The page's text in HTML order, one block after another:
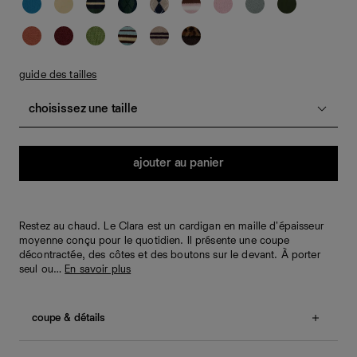
guide des tailles
choisissez une taille
ajouter au panier
Restez au chaud. Le Clara est un cardigan en maille d'épaisseur
moyenne conçu pour le quotidien. Il présente une coupe
décontractée, des côtes et des boutons sur le devant. À porter
seul ou… En savoir plus
coupe & détails